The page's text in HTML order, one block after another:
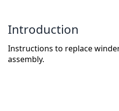
Introduction
Instructions to replace
assembly.